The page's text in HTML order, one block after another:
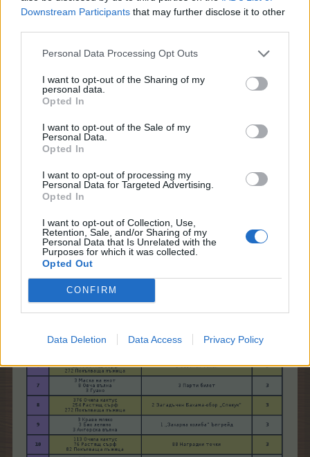
Downstream Participants that may further disclose it to other
Personal Data Processing Opt Outs
I want to opt-out of the Sharing of my
personal data.
Opted In
I want to opt-out of the Sale of my
Personal Data.
Opted In
I want to opt-out of processing my
Personal Data for Targeted Advertising.
Opted In
I want to opt-out of Collection, Use,
Retention, Sale, and/or Sharing of my
Personal Data that Is Unrelated with the
Purposes for which it was collected.
Opted Out
CONFIRM
Data Deletion Data Access Privacy Policy
втората. Първо ще трябва да обърнете внимание
на друго
от животинчетата (за поне едно ниво), за да
желаете.
15.11.23
mushnu4ka
S-Moderator
Team Farmerama BG
А ето какво ще е необходимо и какви награди ще
получите, като посоченото на третия ред в нивото